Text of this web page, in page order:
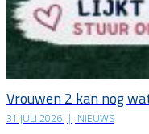
Vrouwen 2 kan nog
31 JULI 2026 | NIEUWS